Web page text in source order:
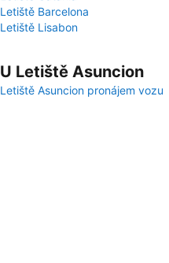
Letiště Barcelona
Letiště Lisabon
U Letiště Asuncion
Letiště Asuncion pronájem vozu